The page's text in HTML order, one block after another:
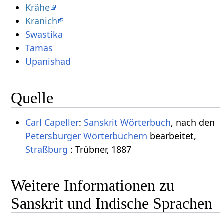
Krähe
Kranich
Swastika
Tamas
Upanishad
Quelle
Carl Capeller: Sanskrit Wörterbuch, nach den
Petersburger Wörterbüchern bearbeitet,
Straßburg : Trübner, 1887
Weitere Informationen zu
Sanskrit und Indische Sprachen